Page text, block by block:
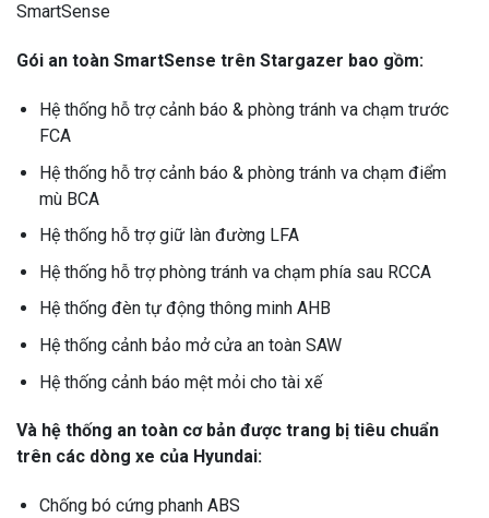
SmartSense
Gói an toàn SmartSense trên Stargazer bao gồm:
Hệ thống hỗ trợ cảnh báo & phòng tránh va chạm trước
FCA
Hệ thống hỗ trợ cảnh báo & phòng tránh va chạm điểm
mù BCA
Hệ thống hỗ trợ giữ làn đường LFA
Hệ thống hỗ trợ phòng tránh va chạm phía sau RCCA
Hệ thống đèn tự động thông minh AHB
Hệ thống cảnh bảo mở cửa an toàn SAW
Hệ thống cảnh báo mệt mỏi cho tài xế
Và hệ thống an toàn cơ bản được trang bị tiêu chuẩn
trên các dòng xe của Hyundai:
Chống bó cứng phanh ABS